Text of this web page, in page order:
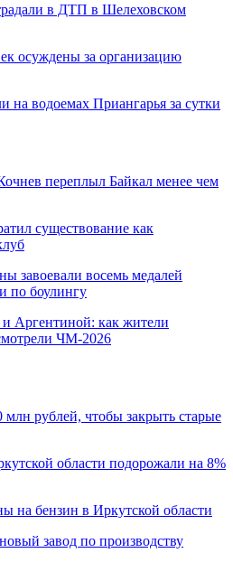
в ДТП в Шелеховском
осуждены за организацию
на водоемах Приангарья за сутки
переплыл Байкал менее чем
существование как
завоевали восемь медалей
по боулингу
Аргентиной: как жители
ЧМ-2026
млн рублей, чтобы закрыть старые
области подорожали на 8%
на бензин в Иркутской области
завод по производству